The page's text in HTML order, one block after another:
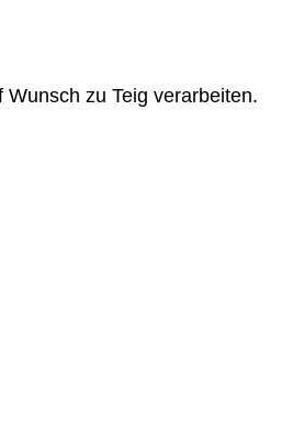
zu Teig verarbeiten.